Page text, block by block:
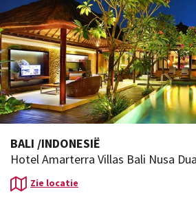
BALI /INDONESIË
Hotel Amarterra Villas Bali Nusa
Zie locatie